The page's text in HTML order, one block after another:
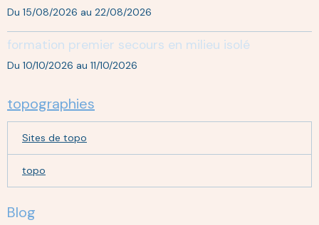
Du 15/08/2026 au 22/08/2026
formation premier secours en milieu isolé
Du 10/10/2026 au 11/10/2026
topographies
Sites de topo
topo
Blog